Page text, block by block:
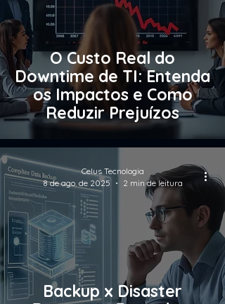
O Custo Real do
Downtime de TI: Entenda
os Impactos e Como
Reduzir Prejuízos
Backup x Disaster
Celus Tecnologia
8 de ago. de 2025
2 min de leitura